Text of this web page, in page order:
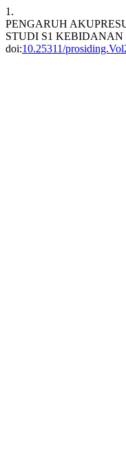
1.
PENGARUH
STUDI S1
doi:10.25311/